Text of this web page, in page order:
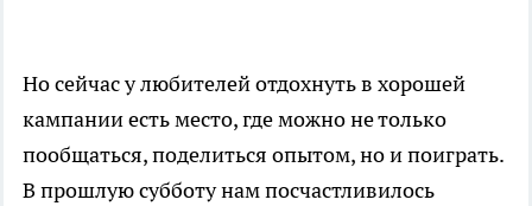
Но сейчас у любителей отдохнуть в хорошей
кампании есть место, где можно не только
пообщаться, поделиться опытом, но и поиграть.
В прошлую субботу нам посчастливилось